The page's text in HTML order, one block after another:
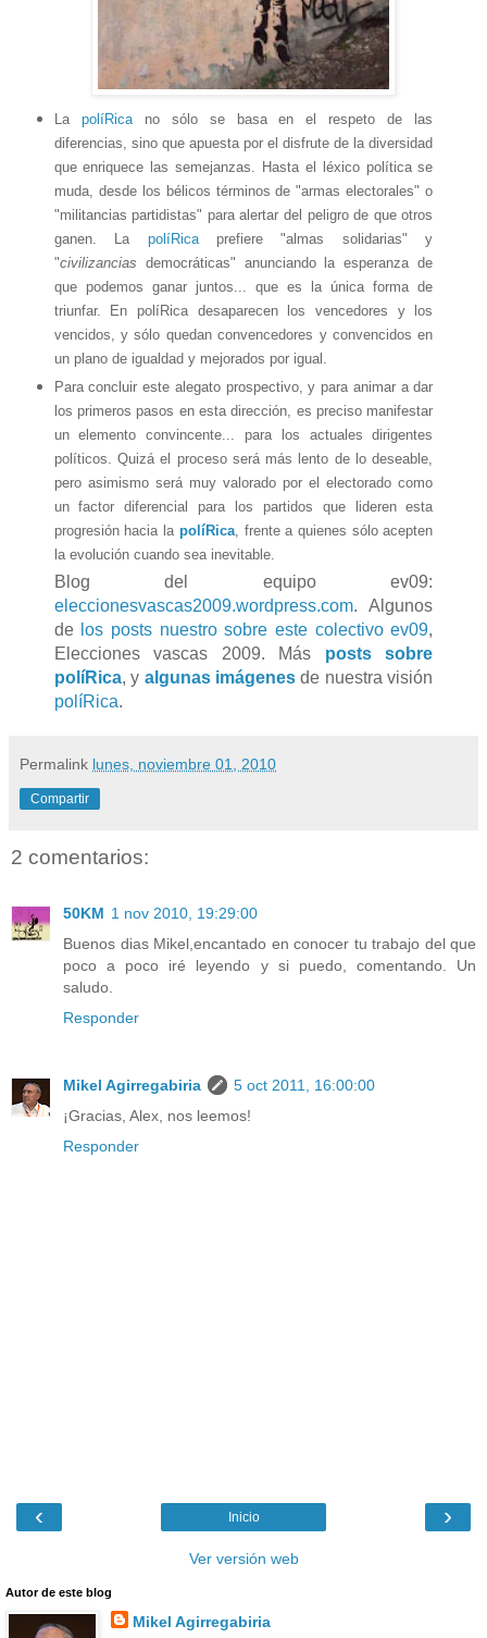
La políRicano sólo se basa en el respeto de las
diferencias, sino que apuesta por el disfrute de la diversidad
que enriquece las semejanzas. Hasta el léxico política se
muda, desde los bélicos términos de "armas electorales" o
"militancias partidistas" para alertar del peligro de que otros
ganen. La políRicaprefiere "almas solidarias" y
"civilizancias democráticas" anunciando la esperanza de
que podemos ganar juntos... que es la única forma de
triunfar. En políRica desaparecen los vencedores y los
vencidos, y sólo quedan convencedores y convencidos en
un plano de igualdad y mejorados por igual.
Para concluir este alegato prospectivo, y para animar a dar
los primeros pasos en esta dirección, es preciso manifestar
un elemento convincente... para los actuales dirigentes
políticos. Quizá el proceso será más lento de lo deseable,
pero asimismo será muy valorado por el electorado como
un factor diferencial para los partidos que lideren esta
progresión hacia la políRica, frente a quienes sólo acepten
la evolución cuando sea inevitable.
Blog del equipo ev09:
eleccionesvascas2009.wordpress.com. Algunos
de los posts nuestro sobre este colectivo ev09,
Elecciones vascas 2009. Más posts sobre
políRica, y algunas imágenes de nuestra visión
políRica.
Permalink lunes, noviembre 01, 2010
Compartir
2 comentarios:
50KM 1 nov 2010, 19:29:00
Buenos dias Mikel,encantado en conocer tu trabajo del que
poco a poco iré leyendo y si puedo, comentando. Un
saludo.
Responder
Mikel Agirregabiria
5 oct 2011, 16:00:00
¡Gracias, Alex, nos leemos!
Responder
‹ ›
Inicio
Ver versión web
Autor de este blog
Mikel Agirregabiria